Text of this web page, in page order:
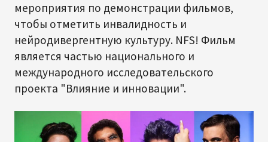
мероприятия по демонстрации фильмов,
чтобы отметить инвалидность и
нейродивергентную культуру. NFS! Фильм
является частью национального и
международного исследовательского
проекта "Влияние и инновации".